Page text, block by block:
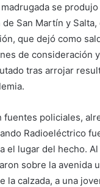
se
San Martín y
que dejó como
de consideración
tras arrojar
fuentes policiales,
Radioeléctrico
el lugar del hecho.
sobre la avenida
la calzada, a una